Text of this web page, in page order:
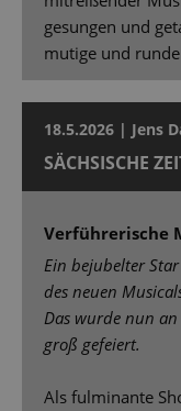
gesungen und
mutige und
18.5.2026 | Jens
SÄCHSISCHE
Verführerische
Ein bejubelter
des neuen
Das wurde nun
groß gefeiert.
Als fulminante